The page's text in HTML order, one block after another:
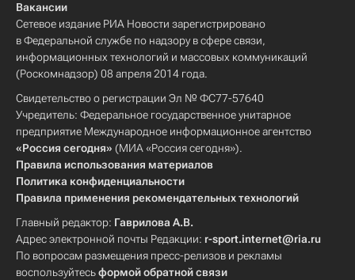
Вакансии
Сетевое издание РИА Новости зарегистрировано
в Федеральной службе по надзору в сфере связи,
информационных технологий и массовых коммуникаций
(Роскомнадзор) 08 апреля 2014 года.
Свидетельство о регистрации Эл № ФС77-57640
Учредитель: Федеральное государственное унитарное
предприятие Международное информационное агентство
«Россия сегодня» (МИА «Россия сегодня»).
Правила использования материалов
Политика конфиденциальности
Правила применения рекомендательных технологий
Главный редактор: Гаврилова А.В.
Адрес электронной почты Редакции: r-sport.internet@ria.ru
По вопросам размещения пресс-релизов и рекламы
воспользуйтесьформой обратной связи